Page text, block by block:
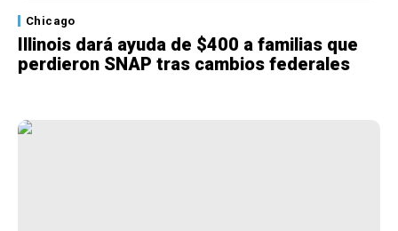
Chicago
Illinois dará ayuda de $400 a familias que
perdieron SNAP tras cambios federales